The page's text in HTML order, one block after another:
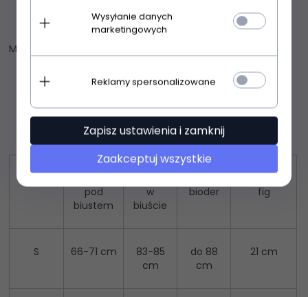
Materiał: 80% poliamid, 20% elastan
Rozmiar
pod
biustem
w
biuście
bioder
fig
S 66-71 cm
83-85
cm
do 88
cm
21 cm
Wysyłanie danych
marketingowych
Reklamy spersonalizowane
Zapisz ustawienia i zamknij
Zaakceptuj wszystkie